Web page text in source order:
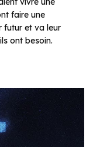
faire une
futur et va leur
ont besoin.